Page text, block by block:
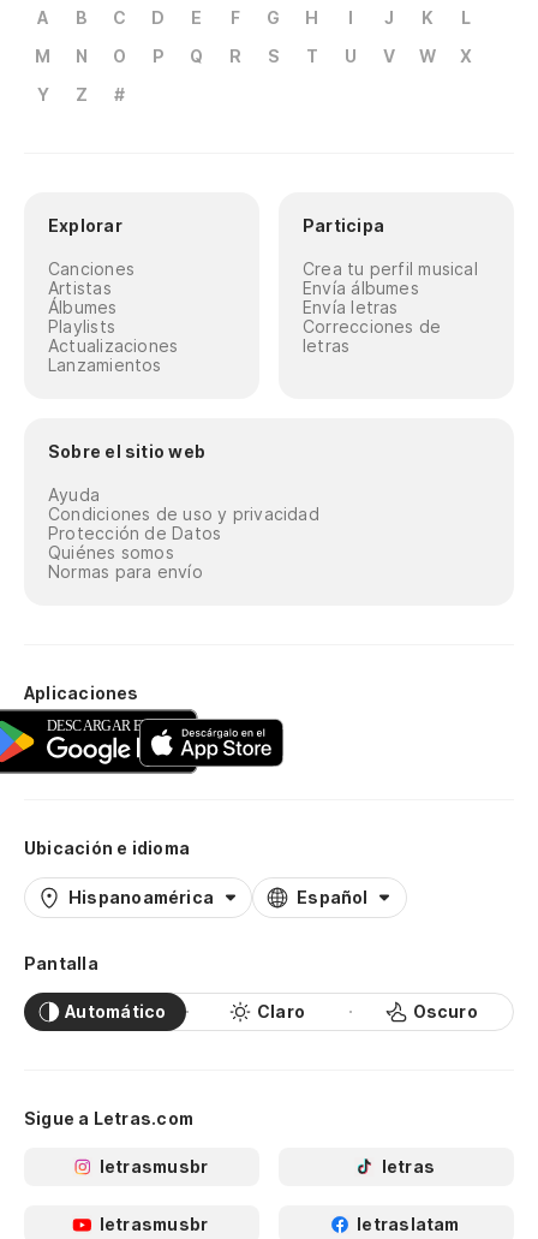
A B C D E F G H I J K
L
M
N O P Q R S T U V W
X
Y
Z #
Explorar
Canciones
Artistas
Álbumes
Playlists
Actualizaciones
Lanzamientos
Participa
Crea tu perfil musical
Envía álbumes
Envía letras
Correcciones de
letras
Sobre el sitio web
Ayuda
Condiciones de uso y privacidad
Protección de Datos
Quiénes somos
Normas para envío
Aplicaciones
Ubicación e idioma
Hispanoamérica Español
Pantalla
Automático Claro Oscuro
Sigue a Letras.com
letrasmusbr letras
letrasmusbr letraslatam